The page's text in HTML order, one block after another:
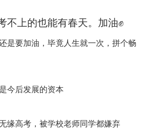
不上的也能有春天。加油✊
是要加油，毕竟人生就一次，拼个畅
今后发展的资本
缘高考，被学校老师同学都嫌弃